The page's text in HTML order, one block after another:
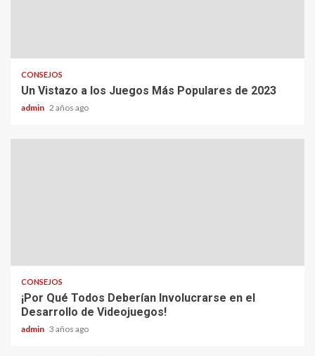
CONSEJOS
Un Vistazo a los Juegos Más Populares de 2023
admin 2 años ago
CONSEJOS
¡Por Qué Todos Deberían Involucrarse en el
Desarrollo de Videojuegos!
admin 3 años ago